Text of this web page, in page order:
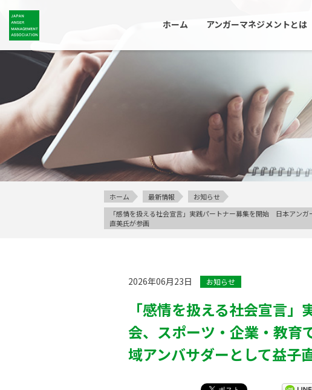
ホーム アンガーマネジメントとは
ホーム 最新情報
お知らせ
「感情を扱える社会宣言」実践パートナー募集を開始 日本アン
直美氏が参画
2026年06月23日 お知らせ
「感情を扱える社会宣言
会、スポーツ・企業・教
域アンバサダーとして益子